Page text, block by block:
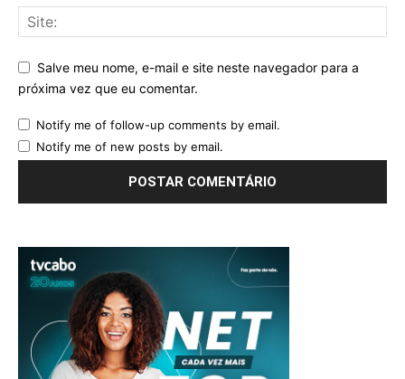
Salve meu nome, e-mail e site neste navegador para a
próxima vez que eu comentar.
Notify me of follow-up comments by email.
Notify me of new posts by email.